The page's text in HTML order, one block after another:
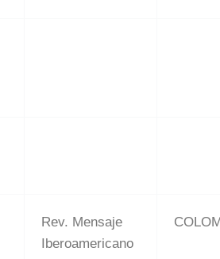
Rev. Mensaje
Iberoamericano